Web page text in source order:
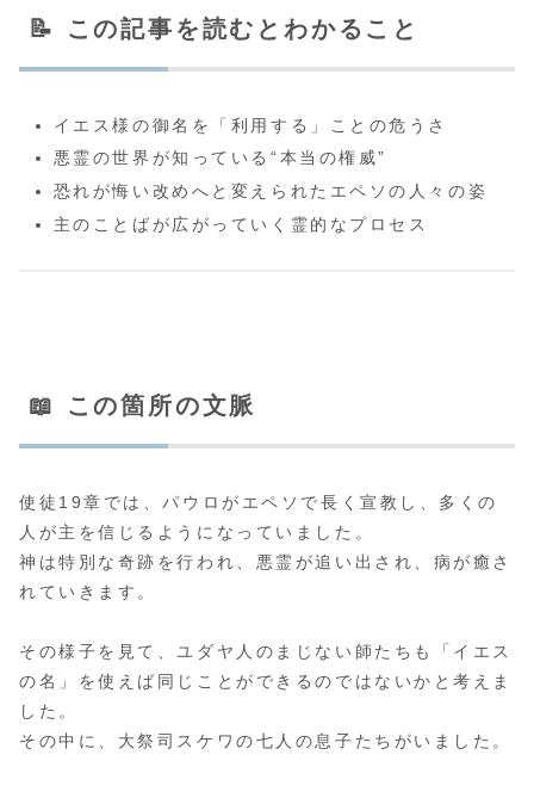
📝 この記事を読むとわかること
イエス様の御名を「利用する」ことの危うさ
悪霊の世界が知っている“本当の権威”
恐れが悔い改めへと変えられたエペソの人々の姿
主のことばが広がっていく霊的なプロセス
📖 この箇所の文脈
使徒19章では、パウロがエペソで長く宣教し、多くの
人が主を信じるようになっていました。
神は特別な奇跡を行われ、悪霊が追い出され、病が癒さ
れていきます。
その様子を見て、ユダヤ人のまじない師たちも「イエス
の名」を使えば同じことができるのではないかと考えま
した。
その中に、大祭司スケワの七人の息子たちがいました。